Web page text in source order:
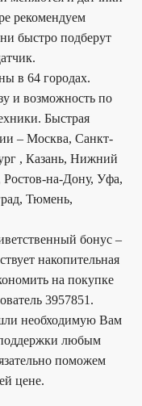
рекомендуем
быстро подберут
в 64 городах.
и возможность по
Быстрая
– Москва, Санкт-
, Казань, Нижний
на-Дону, Уфа,
Тюмень,
бонус –
накопительная
на покупке
3957851.
необходимую Вам
поддержки любым
поможем
цене.